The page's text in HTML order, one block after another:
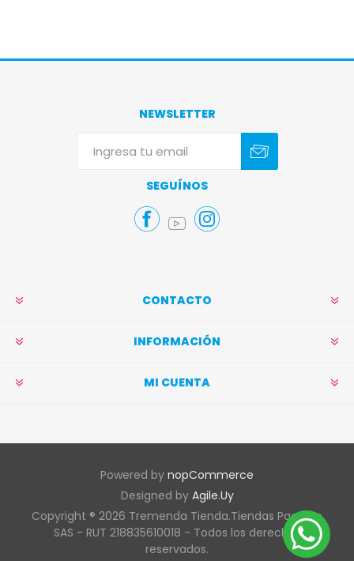
NEWSLETTER
SEGUÍNOS
CONTACTO
INFORMACIÓN
MI CUENTA
Powered by nopCommerce
Designed by Agile.Uy
Copyright ® 2026 Tremenda Tienda.Tiendas Pacífico
SAS - RUT 218835610018 - Todos los derechos
reservados.